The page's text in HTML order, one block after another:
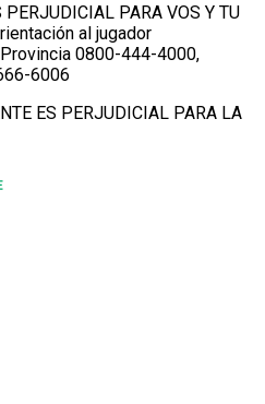
PARA VOS Y TU
al jugador
0800-444-4000,
6006
ES PERJUDICIAL PARA LA